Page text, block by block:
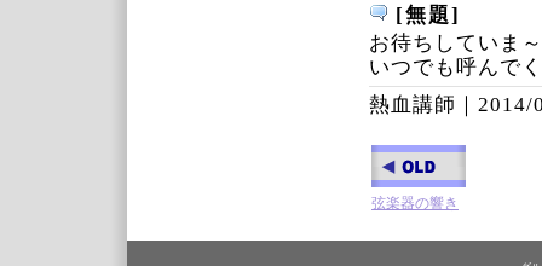
[無題]
お待ちしていま
いつでも呼んで
熱血講師｜ 2014/
弦楽器の響き